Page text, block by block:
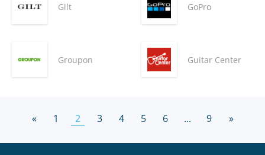
Gilt GoPro
Groupon Guitar Center
« 1 2 3 4 5 6 ... 9 »